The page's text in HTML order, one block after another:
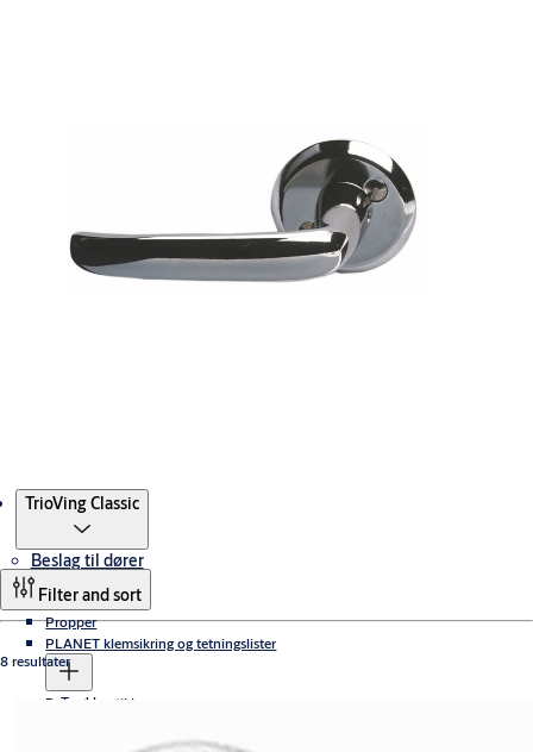
TrioVing Classic
Beslag til dører
Propper
PLANET klemsikring og tetningslister
Terskler
Dørautomatikk
Filter and sort
8 resultater